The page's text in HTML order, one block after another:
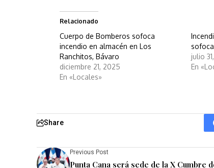
Relacionado
Cuerpo de Bomberos sofoca
incendio en almacén en Los
Ranchitos, Bávaro
diciembre 21, 2025
En «Locales»
julio
En
Share
Previous Post
Punta Cana será sede de la X Cumbre